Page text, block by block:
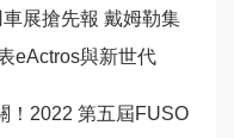
展搶先報 戴姆勒集
eActros與新世代
！2022 第五屆FUSO